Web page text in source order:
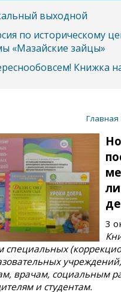
выходной
по историческому
«Мазайские зайцы»
Книжка
Главная
3
специальных
врачам, социальным
и студентам.